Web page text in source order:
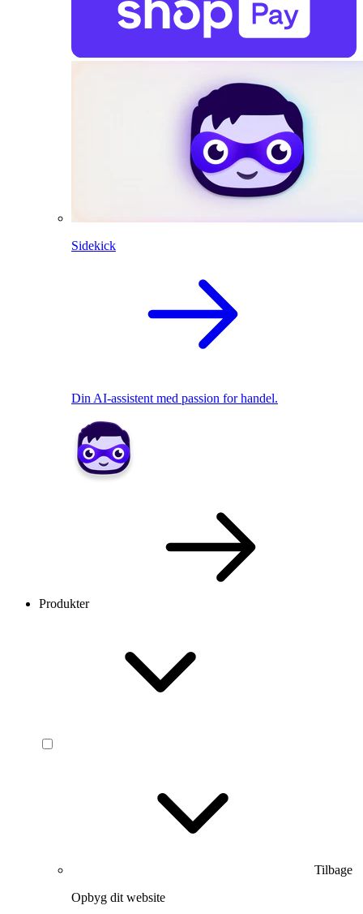
Sidekick
Din AI-assistent med passion for handel.
Produkter
Tilbage
Opbyg dit website